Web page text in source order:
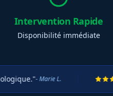
Intervention Rapide
Disponibilité immédiate
- Marie L.